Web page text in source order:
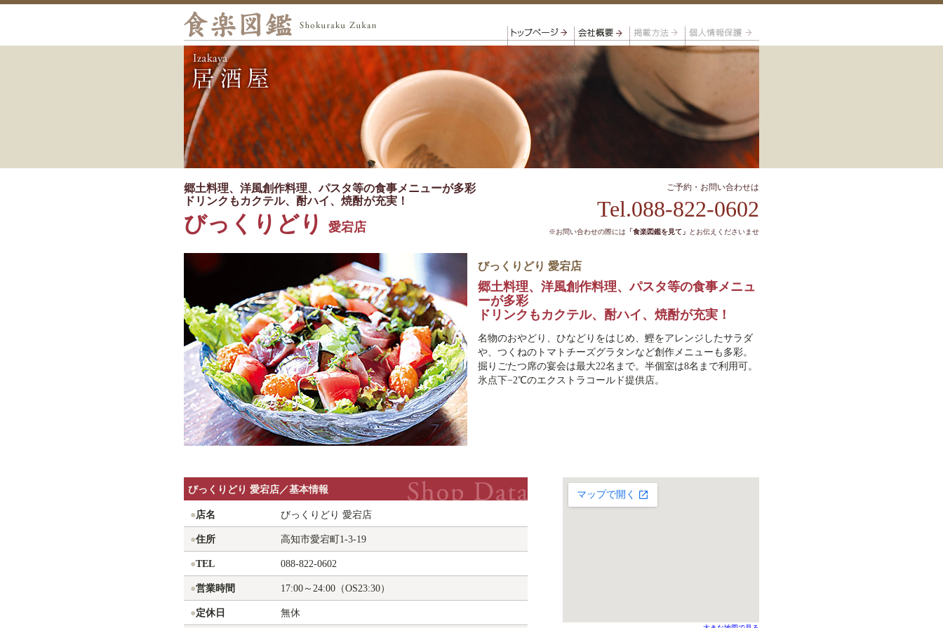
郷土料理、洋風創作料理、パスタ等の食事メニューが多彩
ドリンクもカクテル、酎ハイ、焼酎が充実！
びっくりどり 愛宕店
ご予約・お問い合わせは
Tel.088-822-0602
※お問い合わせの際には 「食楽図鑑を見て」 とお伝えくださいませ
びっくりどり 愛宕店
郷土料理、洋風創作料理、パスタ等の食事メニュ
ーが多彩
ドリンクもカクテル、酎ハイ、焼酎が充実！
名物のおやどり、ひなどりをはじめ、鰹をアレンジしたサラダ
や、つくねのトマトチーズグラタンなど創作メニューも多彩。
掘りごたつ席の宴会は最大22名まで。半個室は8名まで利用可。
氷点下−2℃のエクストラコールド提供店。
びっくりどり 愛宕店／基本情報
●店名 びっくりどり 愛宕店
●住所 高知市愛宕町1-3-19
●TEL 088-822-0602
●営業時間 17:00～24:00（OS23:30）
●定休日 無休